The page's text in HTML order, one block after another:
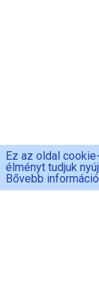
Ez az oldal
élményt tudjuk
Bővebb információ